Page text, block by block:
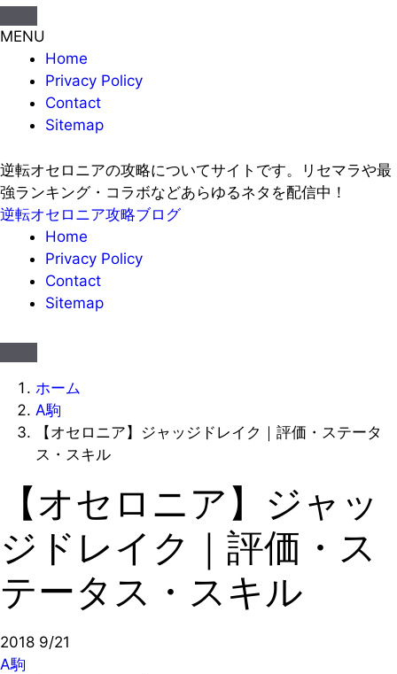
MENU
Home
Privacy Policy
Contact
Sitemap
逆転オセロニアの攻略についてサイトです。リセマラや最
強ランキング・コラボなどあらゆるネタを配信中！
逆転オセロニア攻略ブログ
Home
Privacy Policy
Contact
Sitemap
ホーム
A駒
【オセロニア】ジャッジドレイク｜評価・ステータ
ス・スキル
【オセロニア】ジャッ
ジドレイク｜評価・ス
テータス・スキル
2018 9/21
A駒